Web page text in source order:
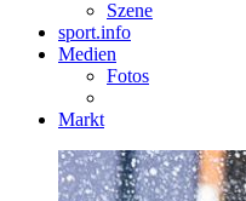
Szene
sport.info
Medien
Fotos
Markt